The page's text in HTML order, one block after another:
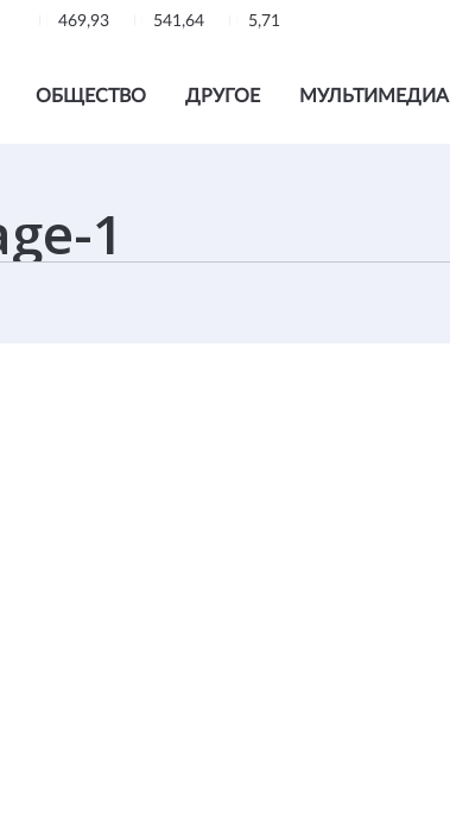
469,93 541,64 5,71
ОБЩЕСТВО ДРУГОЕ МУЛЬТИМЕДИА